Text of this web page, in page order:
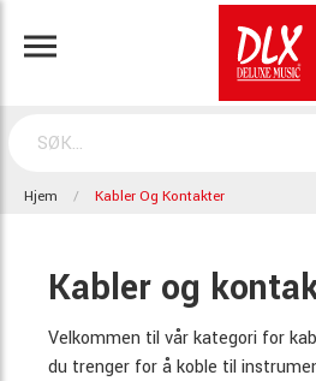
Hjem Kabler Og Kontakter
Kabler og
Velkommen til vår kategori for
du trenger for å koble til